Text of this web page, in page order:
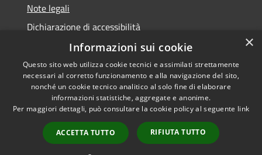
Note legali
Dichiarazione di accessibilità
Accessibilità
Privacy
Mappa del sito
Copyright © 2026 • Comune di
Campo Calabro • Powered by
Municipium•Accesso
redazione
×
Informazioni sui cookie
Questo sito web utilizza cookie tecnici e assimilati strettamente
necessari al corretto funzionamento e alla navigazione del sito,
nonché un cookie tecnico analitico al solo fine di elaborare
informazioni statistiche, aggregate e anonime.
Per maggiori dettagli, può consultare la cookie policy al seguente link
ACCETTA TUTTO RIFIUTA TUTTO